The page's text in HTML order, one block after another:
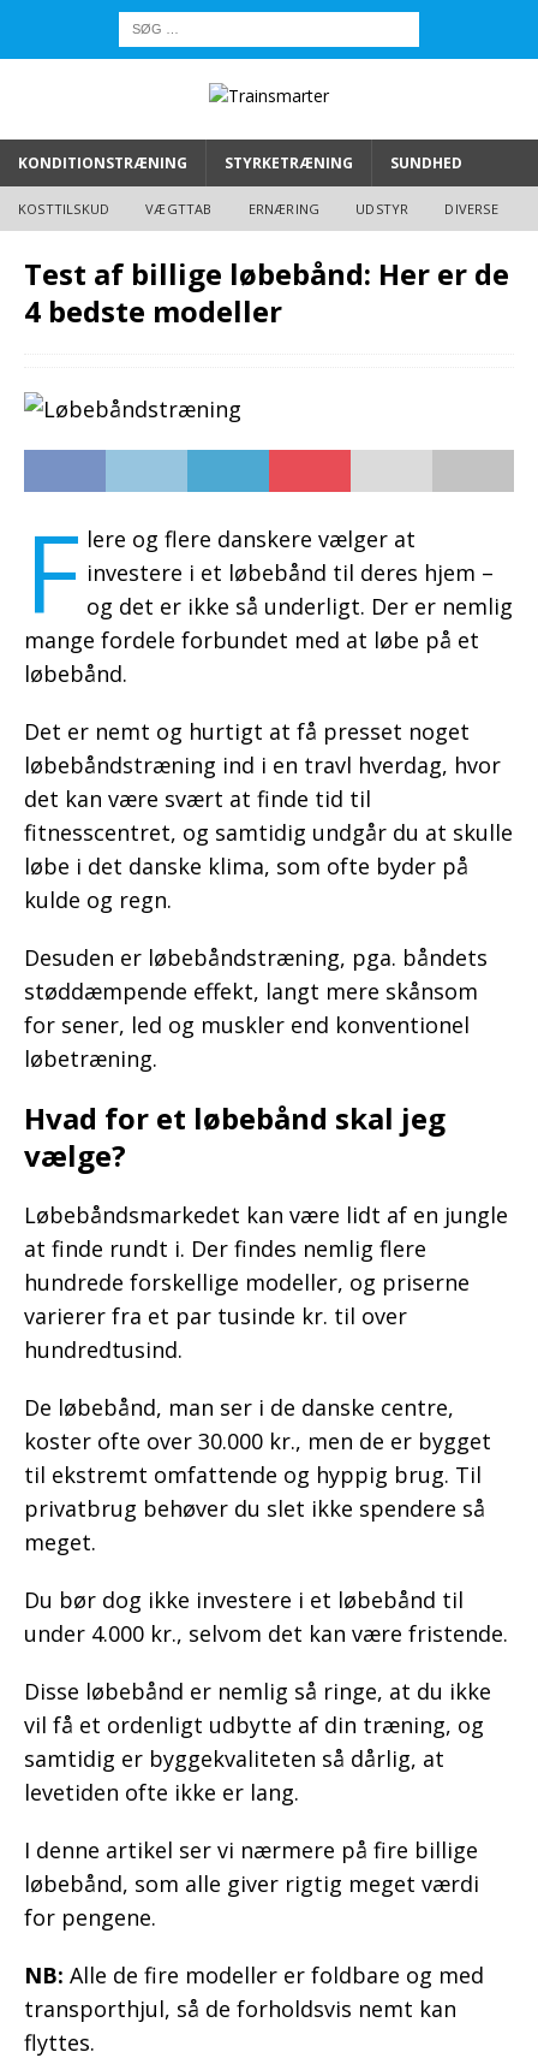
KONDITIONSTRÆNING STYRKETRÆNING SUNDHED
KOSTTILSKUD VÆGTTAB ERNÆRING UDSTYR DIVERSE
Test af billige løbebånd: Her er de
4 bedste modeller
F lere og flere danskere vælger at
investere i et løbebånd til deres hjem –
og det er ikke så underligt. Der er nemlig
mange fordele forbundet med at løbe på et
løbebånd.
Det er nemt og hurtigt at få presset noget
løbebåndstræning ind i en travl hverdag, hvor
det kan være svært at finde tid til
fitnesscentret, og samtidig undgår du at skulle
løbe i det danske klima, som ofte byder på
kulde og regn.
Desuden er løbebåndstræning, pga. båndets
støddæmpende effekt, langt mere skånsom
for sener, led og muskler end konventionel
løbetræning.
Hvad for et løbebånd skal jeg
vælge?
Løbebåndsmarkedet kan være lidt af en jungle
at finde rundt i. Der findes nemlig flere
hundrede forskellige modeller, og priserne
varierer fra et par tusinde kr. til over
hundredtusind.
De løbebånd, man ser i de danske centre,
koster ofte over 30.000 kr., men de er bygget
til ekstremt omfattende og hyppig brug. Til
privatbrug behøver du slet ikke spendere så
meget.
Du bør dog ikke investere i et løbebånd til
under 4.000 kr., selvom det kan være fristende.
Disse løbebånd er nemlig så ringe, at du ikke
vil få et ordenligt udbytte af din træning, og
samtidig er byggekvaliteten så dårlig, at
levetiden ofte ikke er lang.
I denne artikel ser vi nærmere på fire billige
løbebånd, som alle giver rigtig meget værdi
for pengene.
NB: Alle de fire modeller er foldbare og med
transporthjul, så de forholdsvis nemt kan
flyttes.